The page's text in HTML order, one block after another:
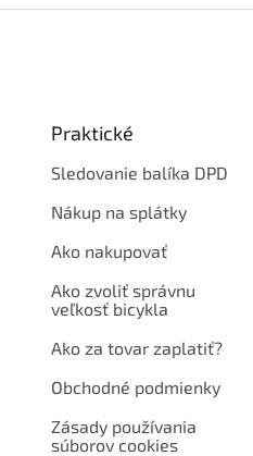
Praktické
Sledovanie balíka DPD
Nákup na splátky
Ako nakupovať
Ako zvoliť správnu
veľkosť bicykla
Ako za tovar zaplatiť?
Obchodné podmienky
Zásady používania
súborov cookies